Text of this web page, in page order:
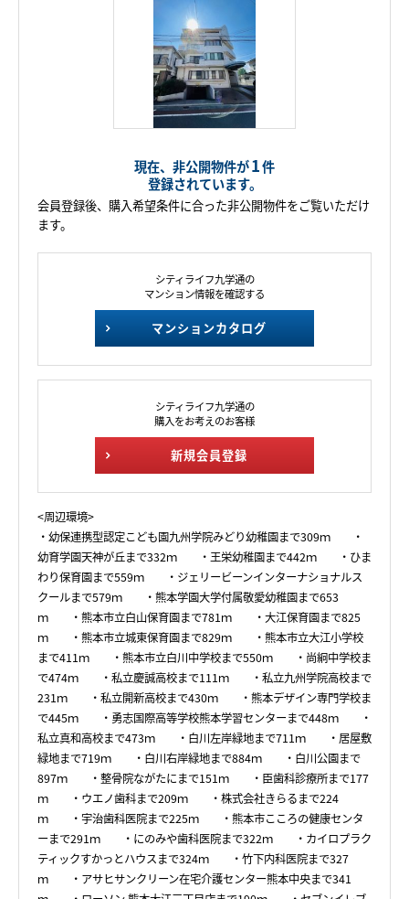
現在、非公開物件が1件
登録されています。
会員登録後、購入希望条件に合った非公開物件をご覧いただけ
ます。
シティライフ九学通の
マンション情報を確認する
マンションカタログ
シティライフ九学通の
購入をお考えのお客様
新規会員登録
<周辺環境>
・幼保連携型認定こども園九州学院みどり幼稚園まで309ｍ ・
幼育学園天神が丘まで332ｍ ・王栄幼稚園まで442ｍ ・ひま
わり保育園まで559ｍ ・ジェリービーンインターナショナルス
クールまで579ｍ ・熊本学園大学付属敬愛幼稚園まで653
ｍ ・熊本市立白山保育園まで781ｍ ・大江保育園まで825
ｍ ・熊本市立城東保育園まで829ｍ ・熊本市立大江小学校
まで411ｍ ・熊本市立白川中学校まで550ｍ ・尚絅中学校ま
で474ｍ ・私立慶誠高校まで111ｍ ・私立九州学院高校まで
231ｍ ・私立開新高校まで430ｍ ・熊本デザイン専門学校ま
で445ｍ ・勇志国際高等学校熊本学習センターまで448ｍ ・
私立真和高校まで473ｍ ・白川左岸緑地まで711ｍ ・居屋敷
緑地まで719ｍ ・白川右岸緑地まで884ｍ ・白川公園まで
897ｍ ・整骨院ながたにまで151ｍ ・臣歯科診療所まで177
ｍ ・ウエノ歯科まで209ｍ ・株式会社きらるまで224
ｍ ・宇治歯科医院まで225ｍ ・熊本市こころの健康センタ
ーまで291ｍ ・にのみや歯科医院まで322ｍ ・カイロプラク
ティックすかっとハウスまで324ｍ ・竹下内科医院まで327
ｍ ・アサヒサンクリーン在宅介護センター熊本中央まで341